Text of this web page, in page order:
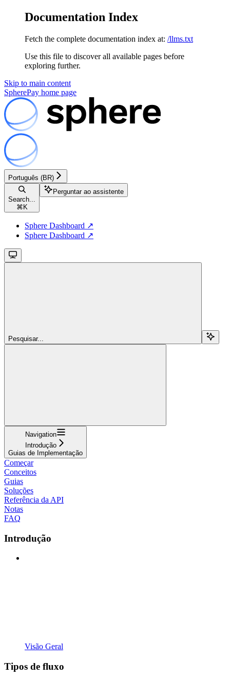
Documentation Index
Fetch the complete documentation index at: /llms.txt
Use this file to discover all available pages before
exploring further.
Skip to main content
SpherePay home page
Português (BR)
Search...
⌘ K
Perguntar ao assistente
Sphere Dashboard ↗
Sphere Dashboard ↗
Pesquisar...
Navigation
Introdução
Guias de Implementação
Começar
Conceitos
Guias
Soluções
Referência da API
Notas
FAQ
Introdução
Visão Geral
Tipos de fluxo